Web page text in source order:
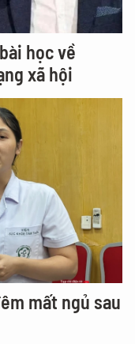
học về
xã hội
mất ngủ sau